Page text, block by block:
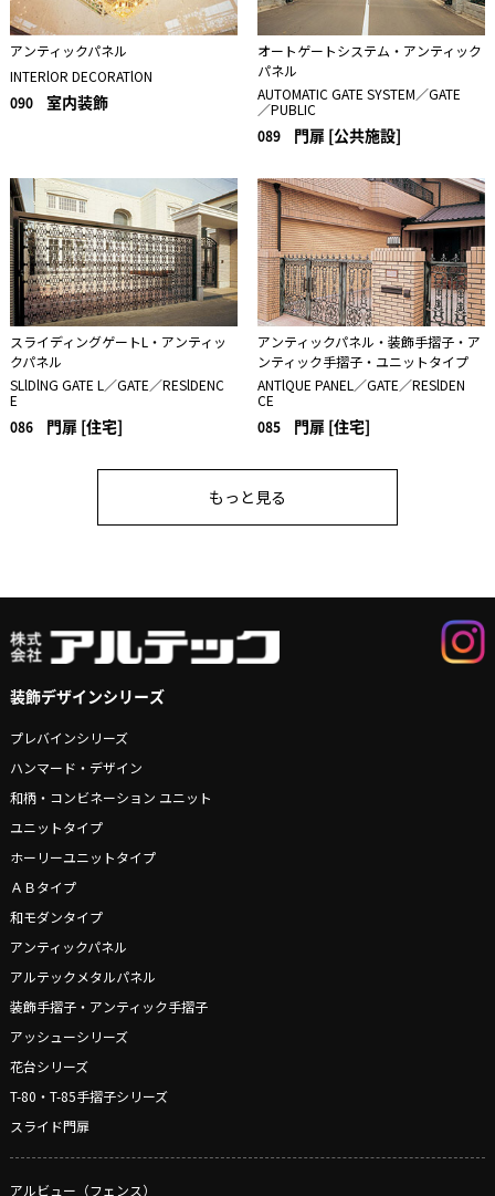
アンティックパネル
INTERlOR DECORATlON
090 室内装飾
オートゲートシステム・アンティック
パネル
AUTOMATIC GATE SYSTEM／GATE
／PUBLIC
089 門扉 [公共施設]
スライディングゲートL・アンティッ
クパネル
SLlDlNG GATE L／GATE／RESlDENC
E
086 門扉 [住宅]
アンティックパネル・装飾手摺子・ア
ンティック手摺子・ユニットタイプ
ANTlQUE PANEL／GATE／RESlDEN
CE
085 門扉 [住宅]
もっと見る
装飾デザインシリーズ
プレバインシリーズ
ハンマード・デザイン
和柄・コンビネーション ユニット
ユニットタイプ
ホーリーユニットタイプ
ＡＢタイプ
和モダンタイプ
アンティックパネル
アルテックメタルパネル
装飾手摺子・アンティック手摺子
アッシューシリーズ
花台シリーズ
T-80・T-85手摺子シリーズ
スライド門扉
アルビュー（フェンス）